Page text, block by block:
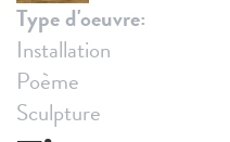
Type d'oeuvre:
Installation
Poème
Sculpture